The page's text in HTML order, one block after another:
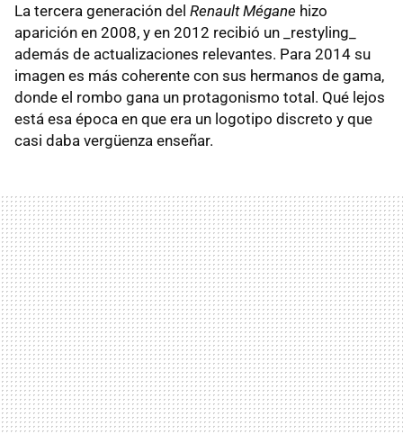
La tercera generación del Renault Mégane hizo
aparición en 2008, y en 2012 recibió un _restyling_
además de actualizaciones relevantes. Para 2014 su
imagen es más coherente con sus hermanos de gama,
donde el rombo gana un protagonismo total. Qué lejos
está esa época en que era un logotipo discreto y que
casi daba vergüenza enseñar.